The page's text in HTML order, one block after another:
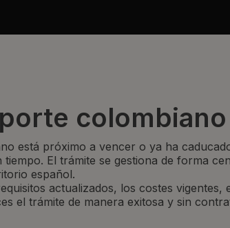
colombiano
está próximo a vencer o ya ha
El trámite se gestiona de forma
español.
actualizados, los costes vigentes,
el trámite de manera exitosa y sin